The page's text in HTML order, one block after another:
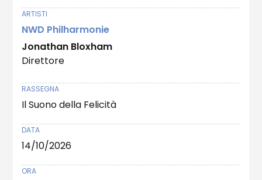
ARTISTI
NWD Philharmonie
Jonathan Bloxham
Direttore
RASSEGNA
Il Suono della Felicità
DATA
14/10/2026
ORA